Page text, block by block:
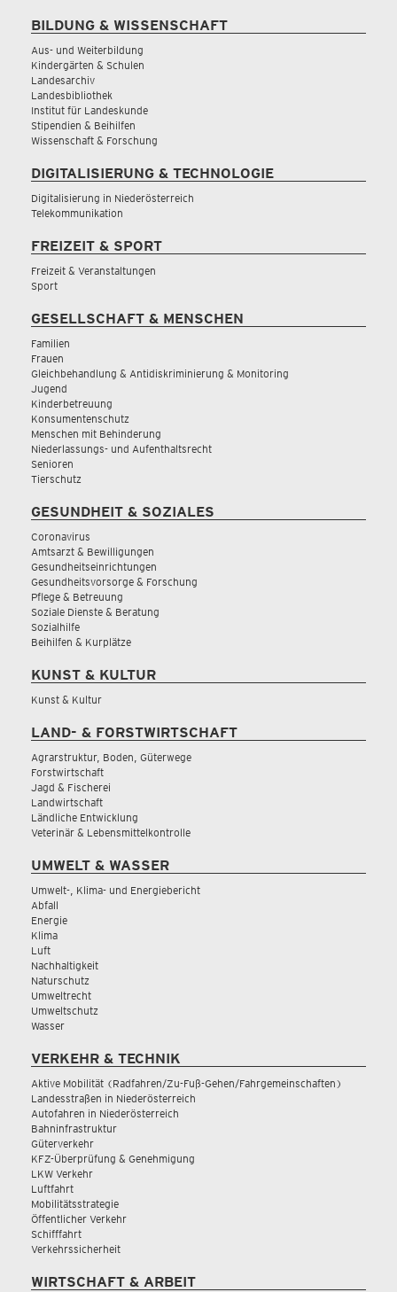
BILDUNG & WISSENSCHAFT
Aus- und Weiterbildung
Kindergärten & Schulen
Landesarchiv
Landesbibliothek
Institut für Landeskunde
Stipendien & Beihilfen
Wissenschaft & Forschung
DIGITALISIERUNG & TECHNOLOGIE
Digitalisierung in Niederösterreich
Telekommunikation
FREIZEIT & SPORT
Freizeit & Veranstaltungen
Sport
GESELLSCHAFT & MENSCHEN
Familien
Frauen
Gleichbehandlung & Antidiskriminierung & Monitoring
Jugend
Kinderbetreuung
Konsumentenschutz
Menschen mit Behinderung
Niederlassungs- und Aufenthaltsrecht
Senioren
Tierschutz
GESUNDHEIT & SOZIALES
Coronavirus
Amtsarzt & Bewilligungen
Gesundheitseinrichtungen
Gesundheitsvorsorge & Forschung
Pflege & Betreuung
Soziale Dienste & Beratung
Sozialhilfe
Beihilfen & Kurplätze
KUNST & KULTUR
Kunst & Kultur
LAND- & FORSTWIRTSCHAFT
Agrarstruktur, Boden, Güterwege
Forstwirtschaft
Jagd & Fischerei
Landwirtschaft
Ländliche Entwicklung
Veterinär & Lebensmittelkontrolle
UMWELT & WASSER
Umwelt-, Klima- und Energiebericht
Abfall
Energie
Klima
Luft
Nachhaltigkeit
Naturschutz
Umweltrecht
Umweltschutz
Wasser
VERKEHR & TECHNIK
Aktive Mobilität (Radfahren/Zu-Fuß-Gehen/Fahrgemeinschaften)
Landesstraßen in Niederösterreich
Autofahren in Niederösterreich
Bahninfrastruktur
Güterverkehr
KFZ-Überprüfung & Genehmigung
LKW Verkehr
Luftfahrt
Mobilitätsstrategie
Öffentlicher Verkehr
Schifffahrt
Verkehrssicherheit
WIRTSCHAFT & ARBEIT